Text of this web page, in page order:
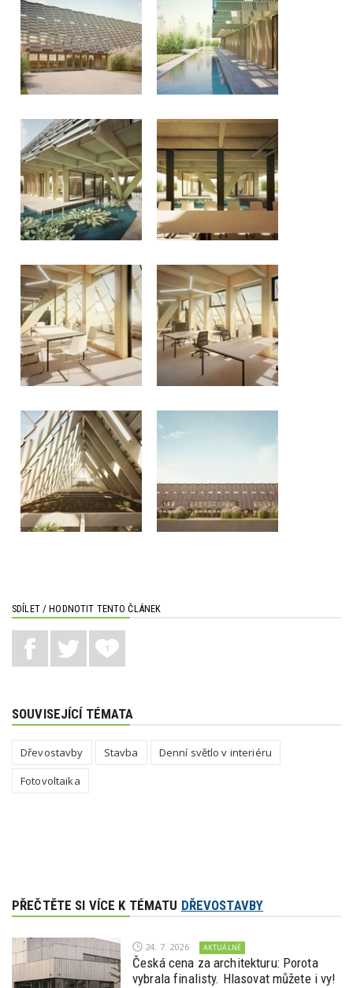
SDÍLET / HODNOTIT TENTO ČLÁNEK
1
SOUVISEJÍCÍ TÉMATA
Dřevostavby Stavba
Denní světlo v interiéru
Fotovoltaika
PŘEČTĚTE SI VÍCE K TÉMATU DŘEVOSTAVBY
24. 7. 2026 AKTUÁLNĚ
Česká cena za architekturu: Porota
vybrala finalisty. Hlasovat můžete i vy!